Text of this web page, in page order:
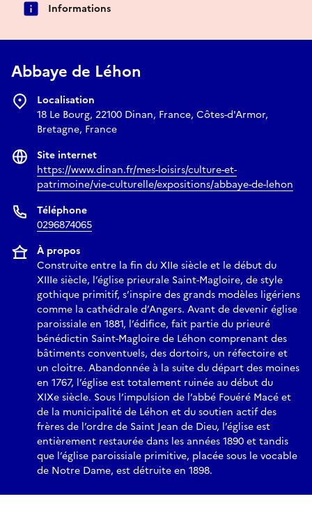
Informations
Abbaye de Léhon
Localisation
18 Le Bourg, 22100 Dinan, France, Côtes-d'Armor,
Bretagne, France
Site internet
https://www.dinan.fr/mes-loisirs/culture-et-
patrimoine/vie-culturelle/expositions/abbaye-de-lehon
Téléphone
0296874065
À propos
Construite entre la fin du XIIe siècle et le début du
XIIIe siècle, l’église prieurale Saint-Magloire, de style
gothique primitif, s’inspire des grands modèles ligériens
comme la cathédrale d’Angers. Avant de devenir église
paroissiale en 1881, l’édifice, fait partie du prieuré
bénédictin Saint-Magloire de Léhon comprenant des
bâtiments conventuels, des dortoirs, un réfectoire et
un cloitre. Abandonnée à la suite du départ des moines
en 1767, l’église est totalement ruinée au début du
XIXe siècle. Sous l’impulsion de l’abbé Fouéré Macé et
de la municipalité de Léhon et du soutien actif des
frères de l’ordre de Saint Jean de Dieu, l’église est
entièrement restaurée dans les années 1890 et tandis
que l’église paroissiale primitive, placée sous le vocable
de Notre Dame, est détruite en 1898.